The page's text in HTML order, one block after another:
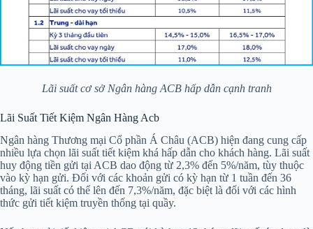
Lãi suất cơ sở Ngân hàng ACB hấp dẫn cạnh tranh
Lãi Suất Tiết Kiệm Ngân Hàng Acb
Ngân hàng Thương mại Cổ phần Á Châu (ACB) hiện đang cung cấp
nhiều lựa chọn lãi suất tiết kiệm khá hấp dẫn cho khách hàng. Lãi suất
huy động tiền gửi tại ACB dao động từ 2,3% đến 5%/năm, tùy thuộc
vào kỳ hạn gửi. Đối với các khoản gửi có kỳ hạn từ 1 tuần đến 36
tháng, lãi suất có thể lên đến 7,3%/năm, đặc biệt là đối với các hình
thức gửi tiết kiệm truyền thống tại quầy.